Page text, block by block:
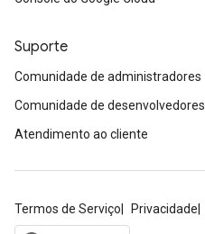
Suporte
Comunidade de administradores
Comunidade de desenvolvedores
Atendimento ao cliente
Termos de Serviço Privacidade